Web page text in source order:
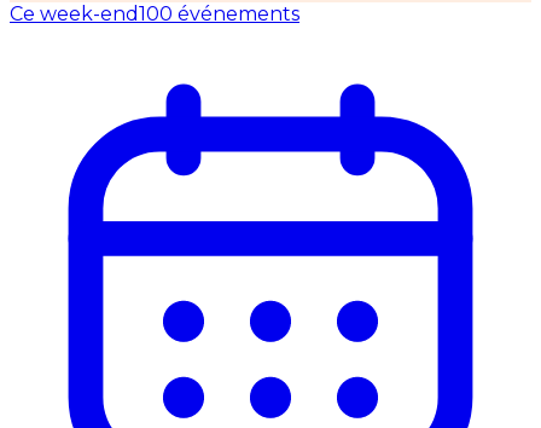
Ce week-end100 événements